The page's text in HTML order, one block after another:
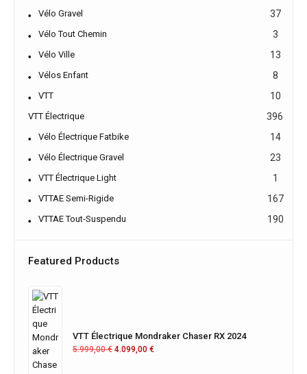
Vélo Gravel 37
Vélo Tout Chemin 3
Vélo Ville 13
Vélos Enfant 8
VTT 10
VTT Électrique 396
Vélo Électrique Fatbike 14
Vélo Électrique Gravel 23
VTT Électrique Light 1
VTTAE Semi-Rigide 167
VTTAE Tout-Suspendu 190
Featured Products
VTT Électrique Mondraker Chaser RX 2024
5.999,00€ 4.099,00 €